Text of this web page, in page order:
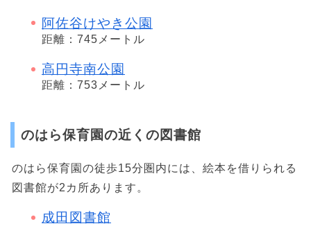
阿佐谷けやき公園
距離：745メートル
高円寺南公園
距離：753メートル
のはら保育園の近くの図書館
のはら保育園の徒歩15分圏内には、絵本を借りられる
図書館が2カ所あります。
成田図書館